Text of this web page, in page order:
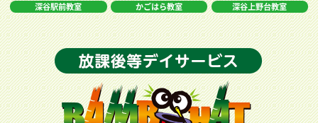
深谷駅前教室 かごはら教室 深谷上野台教室